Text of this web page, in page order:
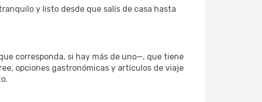
y listo desde que salís de casa hasta
corresponda, si hay más de uno—, que tiene
opciones gastronómicas y artículos de viaje